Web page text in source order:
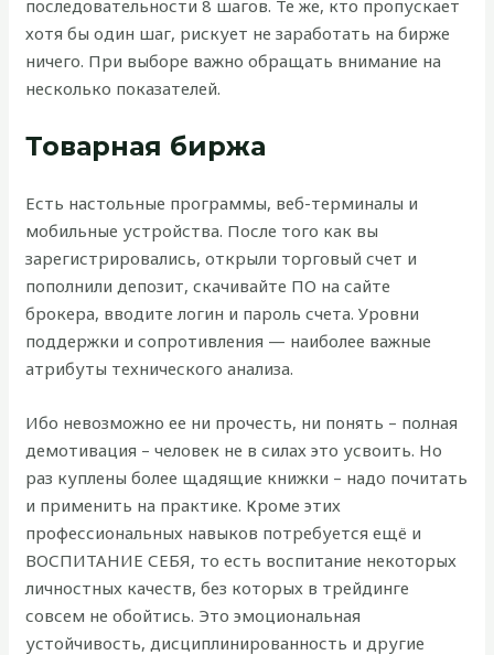
последовательности 8 шагов. Те же, кто пропускает
хотя бы один шаг, рискует не заработать на бирже
ничего. При выборе важно обращать внимание на
несколько показателей.
Товарная биржа
Есть настольные программы, веб-терминалы и
мобильные устройства. После того как вы
зарегистрировались, открыли торговый счет и
пополнили депозит, скачивайте ПО на сайте
брокера, вводите логин и пароль счета. Уровни
поддержки и сопротивления — наиболее важные
атрибуты технического анализа.
Ибо невозможно ее ни прочесть, ни понять – полная
демотивация – человек не в силах это усвоить. Но
раз куплены более щадящие книжки – надо почитать
и применить на практике. Кроме этих
профессиональных навыков потребуется ещё и
ВОСПИТАНИЕ СЕБЯ, то есть воспитание некоторых
личностных качеств, без которых в трейдинге
совсем не обойтись. Это эмоциональная
устойчивость, дисциплинированность и другие